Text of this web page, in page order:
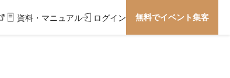
資料・マニュアル ログイン 無料でイベント集客